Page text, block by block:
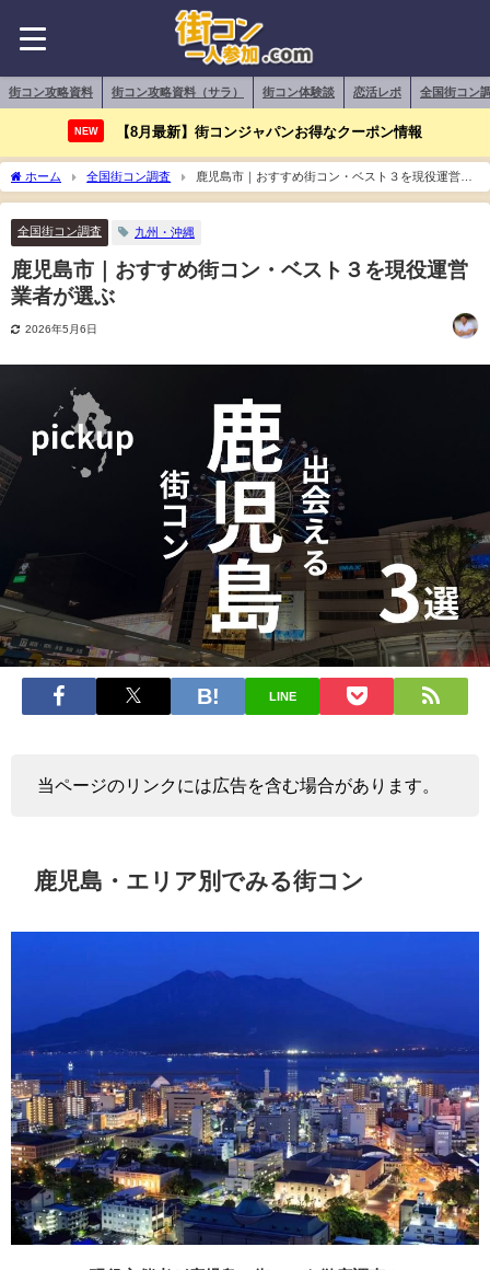
街コン攻略資料 街コン攻略資料（サラ） 街コン体験談 恋活レポ 全国街コン
NEW 【8月最新】街コンジャパンお得なクーポン情報
ホーム 全国街コン調査
鹿児島市｜おすすめ街コン・ベスト３を現役運営業
者が選ぶ
全国街コン調査 九州・沖縄
鹿児島市｜おすすめ街コン・ベスト３を現役運営
業者が選ぶ
2026年5月6日
LINE
当ページのリンクには広告を含む場合があります。
鹿児島・エリア別でみる街コン